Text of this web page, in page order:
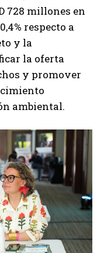
728 millones en
respecto a
y la
la oferta
y promover
ambiental.